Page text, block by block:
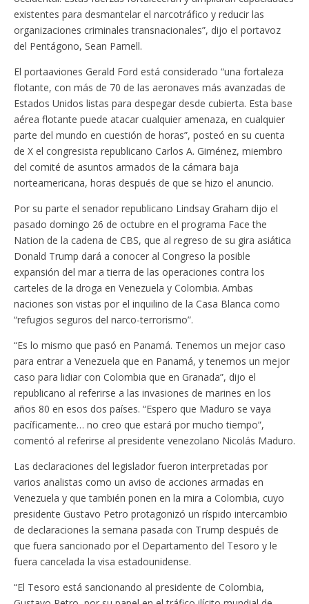
existentes para desmantelar el narcotráfico y reducir las
organizaciones criminales transnacionales”, dijo el portavoz
del Pentágono, Sean Parnell.
El portaaviones Gerald Ford está considerado “una fortaleza
flotante, con más de 70 de las aeronaves más avanzadas de
Estados Unidos listas para despegar desde cubierta. Esta base
aérea flotante puede atacar cualquier amenaza, en cualquier
parte del mundo en cuestión de horas”, posteó en su cuenta
de X el congresista republicano Carlos A. Giménez, miembro
del comité de asuntos armados de la cámara baja
norteamericana, horas después de que se hizo el anuncio.
Por su parte el senador republicano Lindsay Graham dijo el
pasado domingo 26 de octubre en el programa Face the
Nation de la cadena de CBS, que al regreso de su gira asiática
Donald Trump dará a conocer al Congreso la posible
expansión del mar a tierra de las operaciones contra los
carteles de la droga en Venezuela y Colombia. Ambas
naciones son vistas por el inquilino de la Casa Blanca como
“refugios seguros del narco-terrorismo”.
“Es lo mismo que pasó en Panamá. Tenemos un mejor caso
para entrar a Venezuela que en Panamá, y tenemos un mejor
caso para lidiar con Colombia que en Granada”, dijo el
republicano al referirse a las invasiones de marines en los
años 80 en esos dos países. “Espero que Maduro se vaya
pacíficamente… no creo que estará por mucho tiempo”,
comentó al referirse al presidente venezolano Nicolás Maduro.
Las declaraciones del legislador fueron interpretadas por
varios analistas como un aviso de acciones armadas en
Venezuela y que también ponen en la mira a Colombia, cuyo
presidente Gustavo Petro protagonizó un ríspido intercambio
de declaraciones la semana pasada con Trump después de
que fuera sancionado por el Departamento del Tesoro y le
fuera cancelada la visa estadounidense.
“El Tesoro está sancionando al presidente de Colombia,